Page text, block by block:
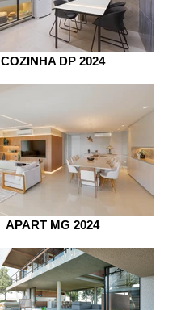
COZINHA DP 2024
APART MG 2024